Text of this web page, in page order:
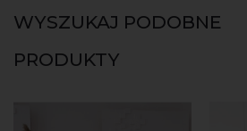
WYSZUKAJ PODOBNE
PRODUKTY